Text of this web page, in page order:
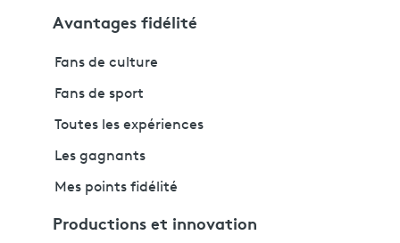
Avantages fidélité
Fans de culture
Fans de sport
Toutes les expériences
Les gagnants
Mes points fidélité
Productions et innovation